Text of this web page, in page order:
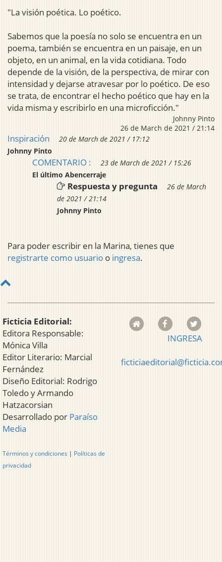
"La visión poética. Lo poético.
Sabemos que la poesía no solo se encuentra en un
poema, también se encuentra en un paisaje, en un
objeto, en un animal, en la vida cotidiana. Todo
depende de la visión, de la perspectiva, de mirar con
intensidad y dejarse atravesar por lo poético. De eso
se trata, de encontrar el hecho poético que hay en la
vida misma y escribirlo en una microficción."
Johnny Pinto
26 de March de 2021 / 21:14
Inspiración
20 de March de 2021 / 17:12
Johnny Pinto
COMENTARIO :
23 de March de 2021 / 15:26
El último Abencerraje
Respuesta y pregunta
26 de March
de 2021 / 21:14
Johnny Pinto
Para poder escribir en la Marina, tienes que
registrarte como usuario o ingresa.
Ficticia Editorial:
Editora Responsable:
Mónica Villa
Editor Literario: Marcial
Fernández
Diseño Editorial: Rodrigo
Toledo y Armando
Hatzacorsian
Desarrollado por Paraíso
Media
Términos y condiciones | Políticas de
privacidad
INGRESA